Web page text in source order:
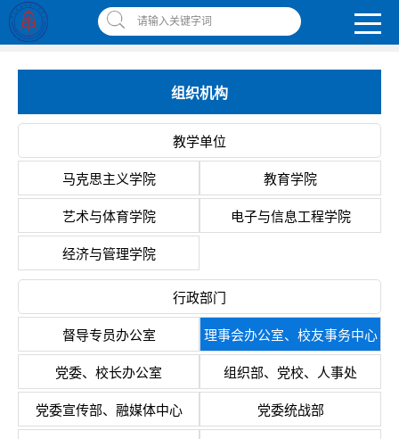
南昌应用技术师范学院，助你圆梦!
| 网上缴费平台 违反师德师风举报信箱
请输入关键字词
组织机构
教学单位
马克思主义学院 教育学院
艺术与体育学院 电子与信息工程学院
经济与管理学院
行政部门
督导专员办公室 理事会办公室、校友事务中心
党委、校长办公室 组织部、党校、人事处
党委宣传部、融媒体中心 党委统战部